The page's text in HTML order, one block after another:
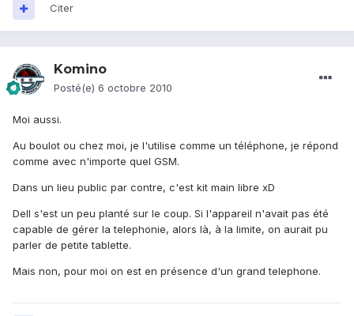
Citer
Komino
Posté(e) 6 octobre 2010
Moi aussi.
Au boulot ou chez moi, je l'utilise comme un téléphone, je répond
comme avec n'importe quel GSM.
Dans un lieu public par contre, c'est kit main libre xD
Dell s'est un peu planté sur le coup. Si l'appareil n'avait pas été
capable de gérer la telephonie, alors là, à la limite, on aurait pu
parler de petite tablette.
Mais non, pour moi on est en présence d'un grand telephone.